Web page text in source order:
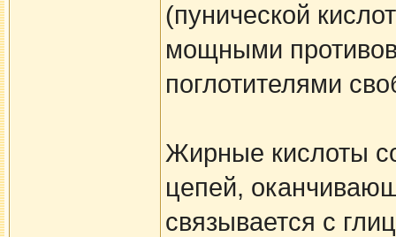
(пунической
мощными
поглотителями
Жирные кислоты
цепей,
связывается с